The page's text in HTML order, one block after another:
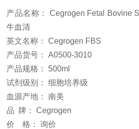
产品名称：
Cegrogen Fetal Bovine
牛血清
英文名称：
Cegrogen FBS
产品货号：
A0500-3010
产品规格：
500ml
试剂级别：
细胞培养级
血源产地：
南美
品 牌： Cegrogen
价 格： 询价